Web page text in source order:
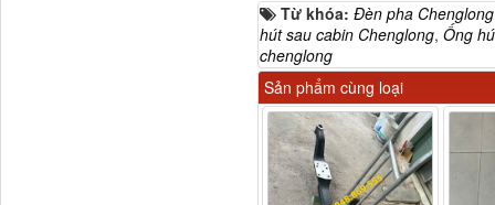
Từ khóa: Đèn pha Chenglong
hút sau cabin Chenglong, Ống
chenglong
Sản phẩm cùng loại